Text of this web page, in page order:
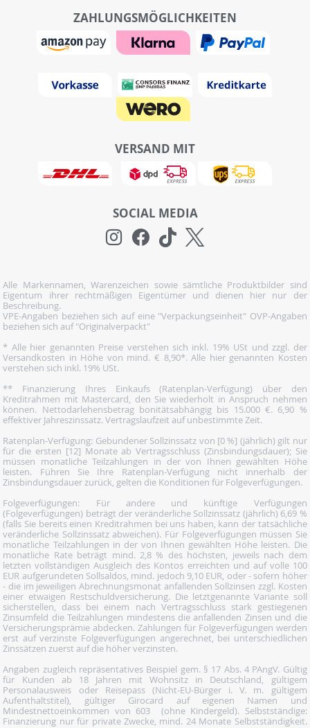
ZAHLUNGSMÖGLICHKEITEN
VERSAND MIT
SOCIAL MEDIA
Alle Markennamen, Warenzeichen sowie sämtliche Produktbilder sind
Eigentum ihrer rechtmäßigen Eigentümer und dienen hier nur der
Beschreibung.
VPE-Angaben beziehen sich auf eine "Verpackungseinheit" OVP-Angaben
beziehen sich auf "Originalverpackt"
* Alle hier genannten Preise verstehen sich inkl. 19% USt und zzgl. der
Versandkosten in Höhe von mind. € 8,90*. Alle hier genannten Kosten
verstehen sich inkl. 19% USt.
** Finanzierung Ihres Einkaufs (Ratenplan-Verfügung) über den
Kreditrahmen mit Mastercard, den Sie wiederholt in Anspruch nehmen
können. Nettodarlehensbetrag bonitätsabhängig bis 15.000 €. 6,90 %
effektiver Jahreszinssatz. Vertragslaufzeit auf unbestimmte Zeit.
Ratenplan-Verfügung: Gebundener Sollzinssatz von [0 %] (jährlich) gilt nur
für die ersten [12] Monate ab Vertragsschluss (Zinsbindungsdauer); Sie
müssen monatliche Teilzahlungen in der von Ihnen gewählten Höhe
leisten. Führen Sie Ihre Ratenplan-Verfügung nicht innerhalb der
Zinsbindungsdauer zurück, gelten die Konditionen für Folgeverfügungen.
Folgeverfügungen: Für andere und künftige Verfügungen
(Folgeverfügungen) beträgt der veränderliche Sollzinssatz (jährlich) 6,69 %
(falls Sie bereits einen Kreditrahmen bei uns haben, kann der tatsächliche
veränderliche Sollzinssatz abweichen). Für Folgeverfügungen müssen Sie
monatliche Teilzahlungen in der von Ihnen gewählten Höhe leisten. Die
monatliche Rate beträgt mind. 2,8 % des höchsten, jeweils nach dem
letzten vollständigen Ausgleich des Kontos erreichten und auf volle 100
EUR aufgerundeten Sollsaldos, mind. jedoch 9,10 EUR, oder - sofern höher
- die im jeweiligen Abrechnungsmonat anfallenden Sollzinsen zzgl. Kosten
einer etwaigen Restschuldversicherung. Die letztgenannte Variante soll
sicherstellen, dass bei einem nach Vertragsschluss stark gestiegenen
Zinsumfeld die Teilzahlungen mindestens die anfallenden Zinsen und die
Versicherungsprämie abdecken. Zahlungen für Folgeverfügungen werden
erst auf verzinste Folgeverfügungen angerechnet, bei unterschiedlichen
Zinssätzen zuerst auf die höher verzinsten.
Angaben zugleich repräsentatives Beispiel gem. § 17 Abs. 4 PAngV. Gültig
für Kunden ab 18 Jahren mit Wohnsitz in Deutschland, gültigem
Personalausweis oder Reisepass (Nicht-EU-Bürger i. V. m. gültigem
Aufenthaltstitel), gültiger Girocard auf eigenen Namen und
Mindestnettoeinkommen von 603  (ohne Kindergeld). Selbstständige:
Finanzierung nur für private Zwecke, mind. 24 Monate Selbstständigkeit.